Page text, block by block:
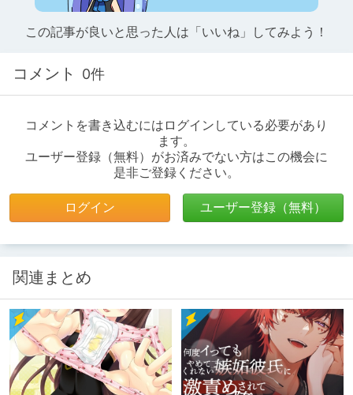
この記事が良いと思った人は「いいね」してみよう！
コメント 0件
コメントを書き込むにはログインしている必要があり
ます。
ユーザー登録（無料）がお済みでない方はこの機会に
是非ご登録ください。
ログイン ユーザー登録（無料）
関連まとめ